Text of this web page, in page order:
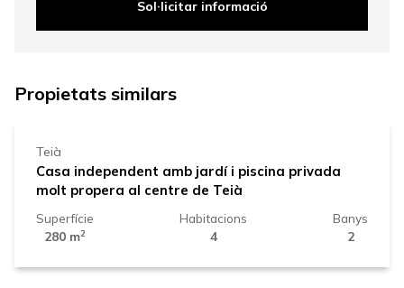
Sol·licitar informació
Propietats similars
750.000 €
Teià
Casa independent amb jardí i piscina privada
molt propera al centre de Teià
Superfície
280 m2
Habitacions
4
Banys
2
750.000 €